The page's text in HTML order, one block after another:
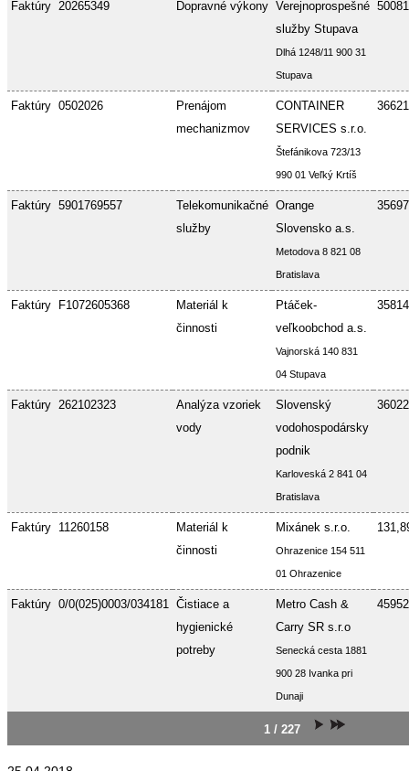
Faktúry 20265349 Dopravné výkony Verejnoprospešné
služby Stupava
Dlhá 1248/11 900 31
Stupava
Faktúry 0502026
Prenájom
mechanizmov
CONTAINER
SERVICES s.r.o.
Štefánikova 723/13
990 01 Veľký Krtíš
Faktúry 5901769557
Telekomunikačné
služby
Orange
Slovensko a.s.
Metodova 8 821 08
Bratislava
Faktúry F1072605368
Materiál k
činnosti
Ptáček-
veľkoobchod a.s.
Vajnorská 140 831
04 Stupava
Faktúry 262102323
Analýza vzoriek
vody
Slovenský
vodohospodársky
podnik
Karloveská 2 841 04
Bratislava
Faktúry 11260158
Materiál k
činnosti
Mixánek s.r.o.
Ohrazenice 154 511
01 Ohrazenice
Faktúry 0/0(025)0003/034181 Čistiace a
hygienické
potreby
Metro Cash &
Carry SR s.r.o
Senecká cesta 1881
900 28 Ivanka pri
Dunaji
1 / 227